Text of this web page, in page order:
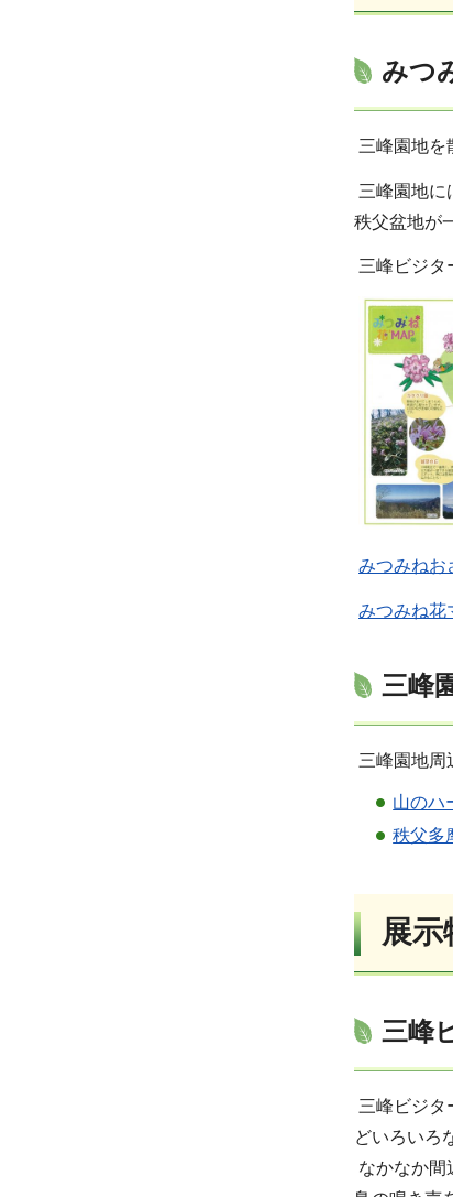
みつ
三峰園地を
三峰園地に
秩父盆地が
三峰ビジタ
みつみねお
みつみね花
三峰
三峰園地周
山のハ
秩父多
展
三峰
三峰ビジタ
どいろいろ
なかなか間